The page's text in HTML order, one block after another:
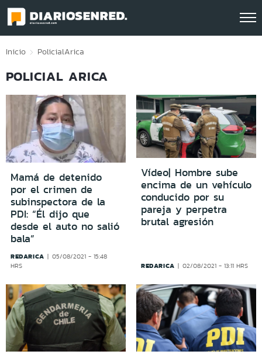
Click acá para ir directamente al contenido
Inicio PolicialArica
POLICIAL ARICA
Mamá de detenido
por el crimen de
subinspectora de la
PDI: “Él dijo que
desde el auto no salió
bala”
REDARICA
05/08/2021 - 15:48
HRS
Vídeo| Hombre sube
encima de un vehículo
conducido por su
pareja y perpetra
brutal agresión
REDARICA 02/08/2021 - 13:11 HRS